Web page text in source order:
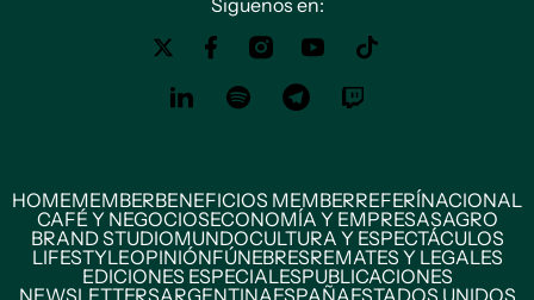
HOMEMEMBERBENEFICIOS MEMBERREFERÍNACIONAL
CAFÉ Y NEGOCIOSECONOMÍA Y EMPRESASAGRO
BRAND STUDIOMUNDOCULTURA Y ESPECTÁCULOS
LIFESTYLEOPINIÓNFÚNEBRESREMATES Y LEGALES
EDICIONES ESPECIALESPUBLICACIONES
NEWSLETTERSARGENTINAESPAÑAESTADOS UNIDOS